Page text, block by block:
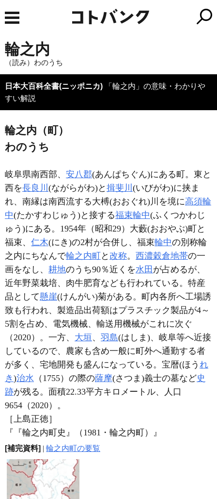
輪之内
（読み）わのうち
日本大百科全書(ニッポニカ) 「輪之内」の意味・わかりや
すい解説
輪之内（町）
わのうち
岐阜県南西部、 安八郡(あんぱちぐん)にある町。東と
西を長良川 (ながらがわ)と 揖斐川 (いびがわ)に挟ま
れ、南縁は南西流する大榑(おおぐれ)川を境に高須輪
中(たかすわじゅう)と接する福束輪中(ふくつかわじ
ゅう)にある。1954年（昭和29）大藪(おおやぶ)町と
福束、 仁木(にき)の2村が合併し、福束輪中の別称輪
之内にちなんで輪之内町 と 改称。 西濃穀倉地帯の一
画をなし、 耕地のうち90％近くを水田 が占めるが、
近年野菜栽培、肉牛肥育なども行われている。特産
品として懸崖(けんがい)菊がある。町内各所へ工場誘
致も行われ、製造品出荷額はプラスチック製品が4～
5割を占め、電気機械、輸送用機械がこれに次ぐ
（2020）。一方、 大垣、 羽島(はしま)、岐阜等へ近接
しているので、農家も含め一般に町外へ通勤する者
が多く、宅地開発も盛んになっている。宝暦(ほう れ
き )治水 （1755）の際の薩摩(さつま)義士の墓など史
跡が残る。面積22.33平方キロメートル、人口
9654（2020）。
［上島正徳］
『『輪之内町史』（1981・輪之内町）』
[補完資料] | 輪之内町の要覧